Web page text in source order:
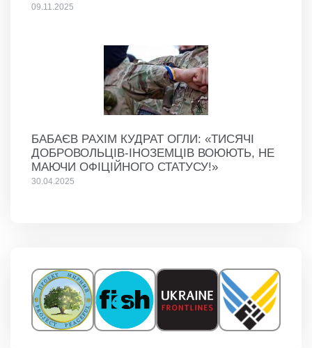
09.11.2025
БАБАЄВ РАХІМ КУДРАТ ОГЛИ: «ТИСЯЧІ
ДОБРОВОЛЬЦІВ-ІНОЗЕМЦІВ ВОЮЮТЬ, НЕ
МАЮЧИ ОФІЦІЙНОГО СТАТУСУ!»
30.04.2025